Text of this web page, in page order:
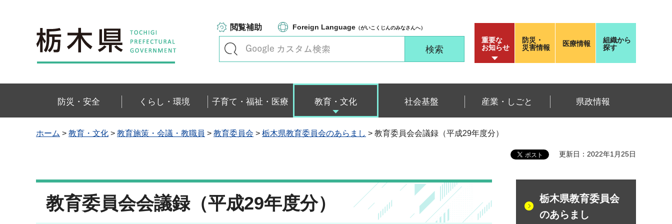
栃木県
閲覧補助 Foreign Language （がいこくじんのみなさんへ）
重要な
お知らせ
防災・
災害情報
医療情報
組織から
探す
防災・安全 くらし・環境 子育て・福祉・医療 教育・文化 社会基盤 産業・しごと 県政情報
ホーム > 教育・文化 > 教育施策・会議・教職員 > 教育委員会 > 栃木県教育委員会のあらまし > 教育委員会会議録（平成29年度分）
更新日：2022年1月25日
教育委員会会議録（平成29年度分）
栃木県教育委員会
のあらまし